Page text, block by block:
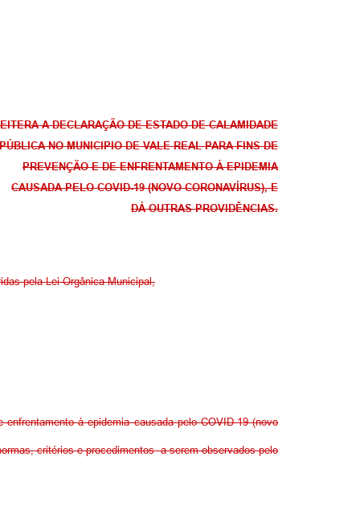
A DECLARAÇÃO DE ESTADO DE CALAMIDADE
PÚBLICA NO MUNICIPIO DE VALE REAL PARA FINS DE
PREVENÇÃO E DE ENFRENTAMENTO À EPIDEMIA
CAUSADA PELO COVID-19 (NOVO CORONAVÍRUS), E
DÁ OUTRAS PROVIDÊNCIAS.
pela Lei Orgânica Municipal,
à epidemia causada pelo COVID-19 (novo
critérios e procedimentos a serem observados pelo